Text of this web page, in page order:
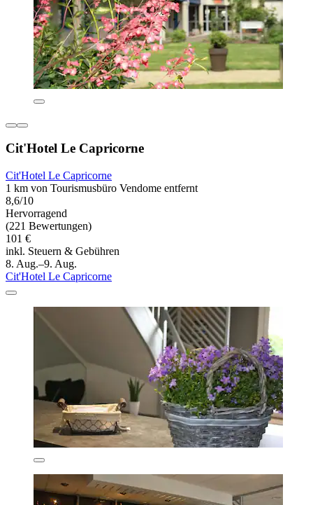
Cit'Hotel Le Capricorne
Cit'Hotel Le Capricorne
1 km von Tourismusbüro Vendome entfernt
8,6/10
Hervorragend
(221 Bewertungen)
101 €
inkl. Steuern & Gebühren
8. Aug.–9. Aug.
Cit'Hotel Le Capricorne